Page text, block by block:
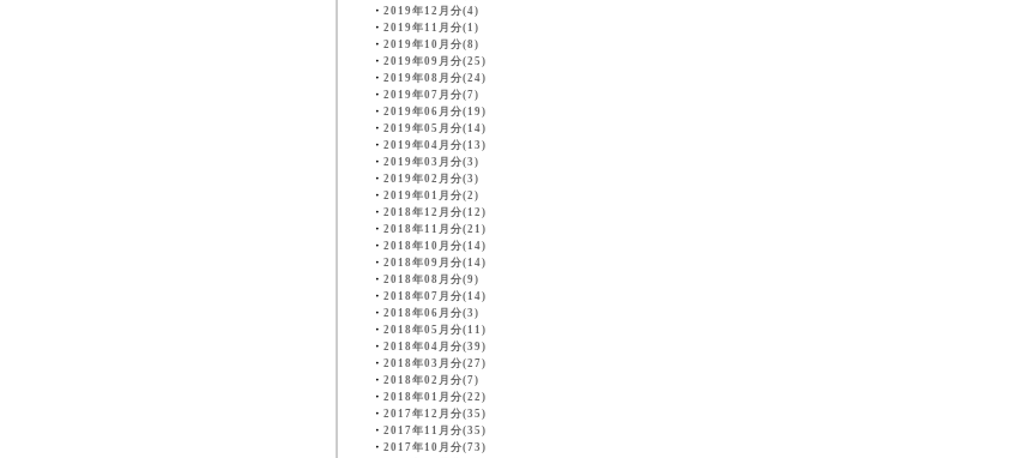
・ 2019年12月分(4)
・ 2019年11月分(1)
・ 2019年10月分(8)
・ 2019年09月分(25)
・ 2019年08月分(24)
・ 2019年07月分(7)
・ 2019年06月分(19)
・ 2019年05月分(14)
・ 2019年04月分(13)
・ 2019年03月分(3)
・ 2019年02月分(3)
・ 2019年01月分(2)
・ 2018年12月分(12)
・ 2018年11月分(21)
・ 2018年10月分(14)
・ 2018年09月分(14)
・ 2018年08月分(9)
・ 2018年07月分(14)
・ 2018年06月分(3)
・ 2018年05月分(11)
・ 2018年04月分(39)
・ 2018年03月分(27)
・ 2018年02月分(7)
・ 2018年01月分(22)
・ 2017年12月分(35)
・ 2017年11月分(35)
・ 2017年10月分(73)